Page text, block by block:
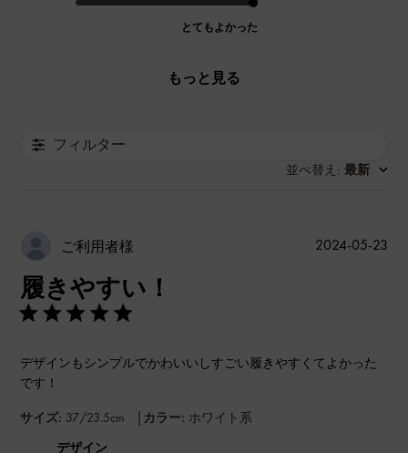
とてもよかった
もっと見る
フィルター
並べ替え : 最新
ご利用者様
履きやすい！
デザインもシンプルでかわいいしすごい履きやすくてよかった
です！
サイズ: 37/23.5cm | カラー: ホワイト系
デザイン
公
2024-05-23